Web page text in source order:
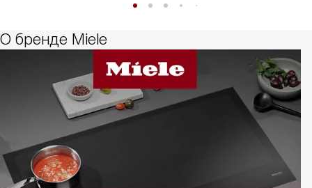
О бренде Miele